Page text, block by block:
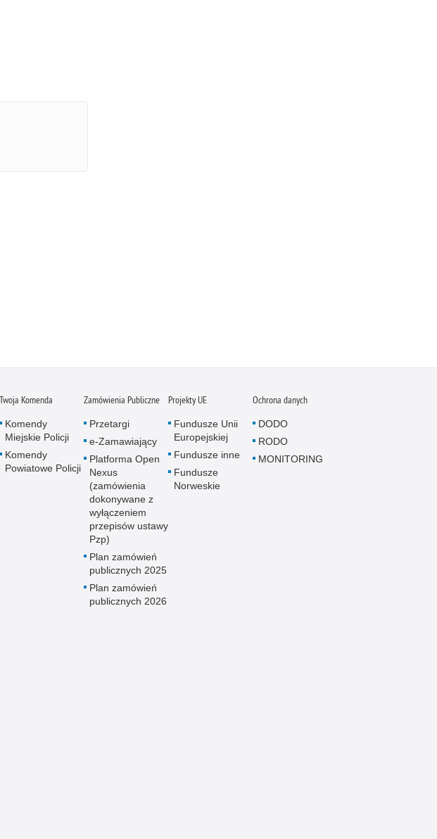
Twoja Komenda
Komendy
Miejskie Policji
Komendy
Powiatowe Policji
Zamówienia Publiczne
Przetargi
e-Zamawiający
Platforma Open
Nexus
(zamówienia
dokonywane z
wyłączeniem
przepisów ustawy
Pzp)
Plan zamówień
publicznych 2025
Plan zamówień
publicznych 2026
Projekty UE
Fundusze Unii
Europejskiej
Fundusze inne
Fundusze
Norweskie
Ochrona danych
DODO
RODO
MONITORING